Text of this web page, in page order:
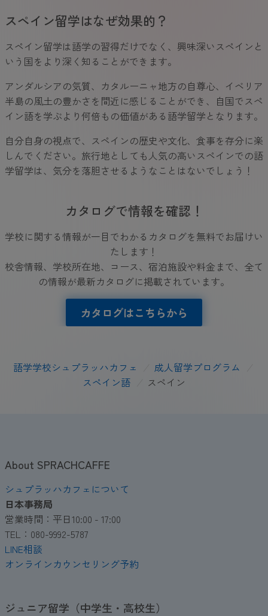
スペイン留学はなぜ効果的？
スペイン留学は語学の習得だけでなく、興味深いスペインと
いう国をより深く知ることができます。
アンダルシアの気質、カタルーニャ地方の自尊心、イベリア
半島の風土の豊かさを間近に感じることができ、自国でスペ
イン語を学ぶより何倍もの価値がある語学留学となります。
自分自身の視点で、スペインの歴史や文化、食事を存分に楽
しんでください。旅行地としても人気の高いスペインでの語
学留学は、気分を落胆させるようなことはないでしょう！
カタログで情報を確認！
学校に関する情報が一目でわかるカタログを無料でお届けい
たします！
校舎情報、学校所在地、コース、宿泊施設や料金まで、全て
の情報が最新カタログに掲載されています。
カタログはこちらから
語学学校シュプラッハカフェ 成人留学プログラム
スペイン語
スペイン
About SPRACHCAFFE
シュプラッハカフェについて
日本事務局
営業時間：平日10:00 - 17:00
TEL：080-9992-5787
LINE相談
オンラインカウンセリング予約
ジュニア留学（中学生・高校生）